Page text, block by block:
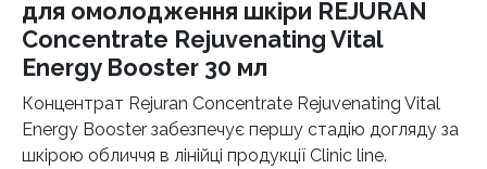
кількість
для омолодження шкіри REJURAN
Concentrate Rejuvenating Vital
Energy Booster 30 мл
Концентрат Rejuran Concentrate Rejuvenating Vital
Energy Booster забезпечує першу стадію догляду за
шкірою обличчя в лінійці продукції Clinic line.